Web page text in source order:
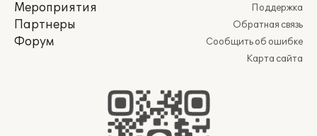
Мероприятия
Партнеры
Форум
Поддержка
Обратная связь
Сообщить об ошибке
Карта сайта